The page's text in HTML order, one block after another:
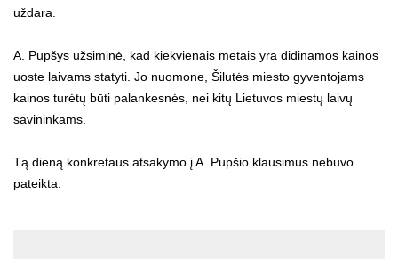
uždara.
A. Pupšys užsiminė, kad kiekvienais metais yra didinamos kainos
uoste laivams statyti. Jo nuomone, Šilutės miesto gyventojams
kainos turėtų būti palankesnės, nei kitų Lietuvos miestų laivų
savininkams.
Tą dieną konkretaus atsakymo į A. Pupšio klausimus nebuvo
pateikta.